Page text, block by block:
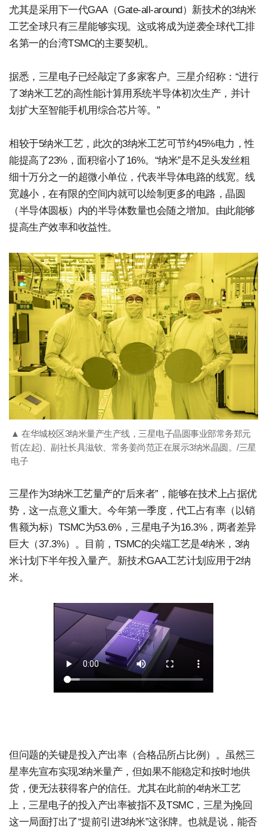
尤其是采用下一代GAA（Gate-all-around）新技术的3纳米
工艺全球只有三星能够实现。这或将成为逆袭全球代工排
名第一的台湾TSMC的主要契机。
据悉，三星电子已经敲定了多家客户。三星介绍称：“进行
了3纳米工艺的高性能计算用系统半导体初次生产，并计
划扩大至智能手机用综合芯片等。”
相较于5纳米工艺，此次的3纳米工艺可节约45%电力，性
能提高了23%，面积缩小了16%。“纳米”是不足头发丝粗
细十万分之一的超微小单位，代表半导体电路的线宽。线
宽越小，在有限的空间内就可以绘制更多的电路，晶圆
（半导体圆板）内的半导体数量也会随之增加。由此能够
提高生产效率和收益性。
▲ 在华城校区3纳米量产生产线，三星电子晶圆事业部常务郑元
哲(左起)、副社长具滋钦、常务姜尚范正在展示3纳米晶圆。/三星
电子
三星作为3纳米工艺量产的“后来者”，能够在技术上占据优
势，这一点意义重大。今年第一季度，代工占有率（以销
售额为标）TSMC为53.6%，三星电子为16.3%，两者差异
巨大（37.3%）。目前，TSMC的尖端工艺是4纳米，3纳
米计划下半年投入量产。新技术GAA工艺计划应用于2纳
米。
但问题的关键是投入产出率（合格品所占比例）。虽然三
星率先宣布实现3纳米量产，但如果不能稳定和按时地供
货，便无法获得客户的信任。尤其在此前的4纳米工艺
上，三星电子的投入产出率被指不及TSMC，三星为挽回
这一局面打出了“提前引进3纳米”这张牌。也就是说，能否